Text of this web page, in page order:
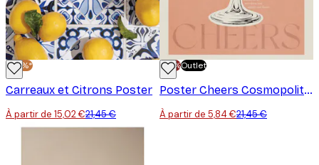
-30%*
Carreaux et Citrons Poster
À partir de 15,02 €21,45 €
-70%Outlet
Poster Cheers Cosmopolitan
À partir de 5,84 €21,45 €